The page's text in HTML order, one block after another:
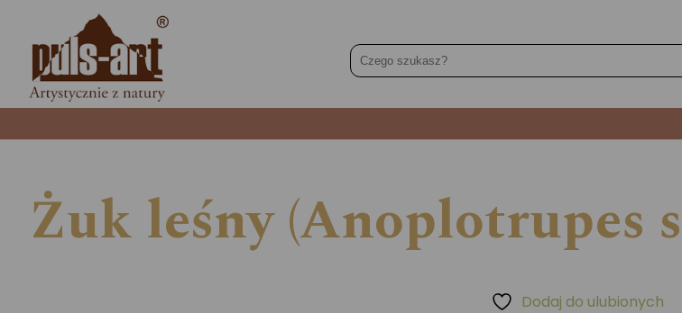
Żuk leśny (Anoplotrupes
Dodaj do ulubionych